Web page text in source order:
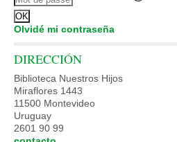
Olvidé mi contraseña
DIRECCIÓN
Biblioteca Nuestros Hijos
Miraflores 1443
11500 Montevideo
Uruguay
2601 90 99